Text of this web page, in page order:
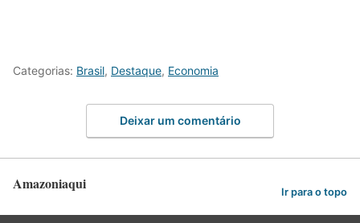
Categorias: Brasil, Destaque, Economia
Deixar um comentário
Amazoniaqui Ir para o topo